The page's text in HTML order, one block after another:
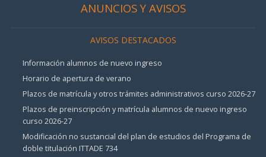
ANUNCIOS Y AVISOS
AVISOS DESTACADOS
Información alumnos de nuevo ingreso
Horario de apertura de verano
Plazos de matrícula y otros trámites administrativos curso 2026-27
Plazos de preinscripción y matrícula alumnos de nuevo ingreso
curso 2026-27
Modificación no sustancial del plan de estudios del Programa de
doble titulación ITTADE 734